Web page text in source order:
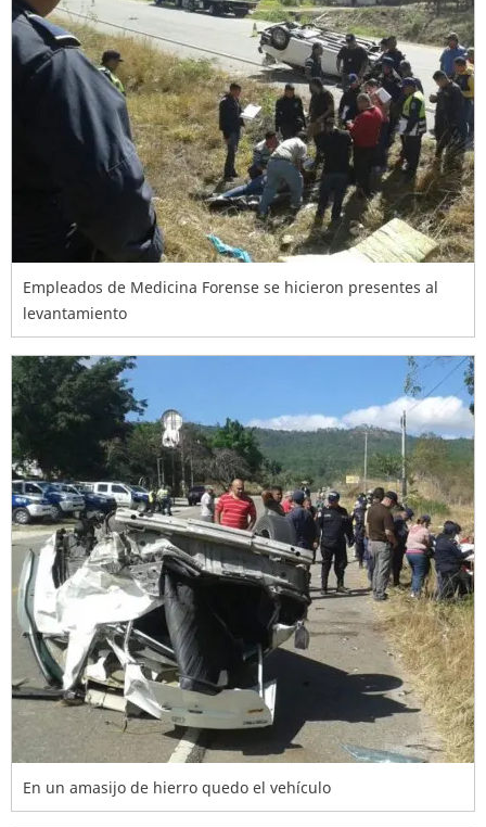
Empleados de Medicina Forense se hicieron presentes al
levantamiento
En un amasijo de hierro quedo el vehículo